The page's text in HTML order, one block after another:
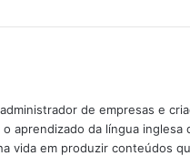
de empresas e
aprendizado da língua inglesa
vida em produzir conteúdos